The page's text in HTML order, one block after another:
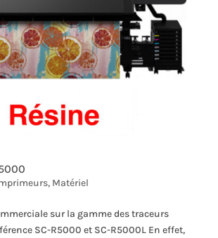
, Matériel
sur la gamme des traceurs
SC-R5000 et SC-R5000L En effet,